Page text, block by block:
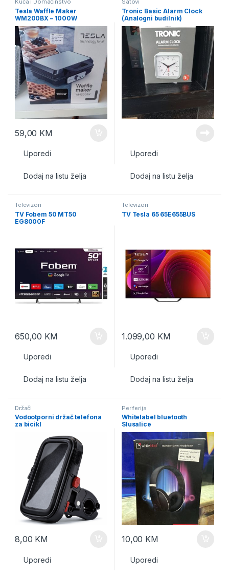
Kuća i Domaćinstvo
Tesla Waffle Maker
WM200BX – 1000W
59,00 KM
Uporedi
Dodaj na listu želja
Satovi
Tronic Basic Alarm Clock
(Analogni budilnik)
Uporedi
Dodaj na listu želja
Televizori
TV Fobem 50 MT50
EG8000F
650,00 KM
Uporedi
Dodaj na listu želja
Televizori
TV Tesla 65 65E655BUS
1.099,00 KM
Uporedi
Dodaj na listu želja
Držači
Vodootporni držač telefona
za bicikl
8,00 KM
Uporedi
Periferija
Whitelabel bluetooth
Slusalice
10,00 KM
Uporedi